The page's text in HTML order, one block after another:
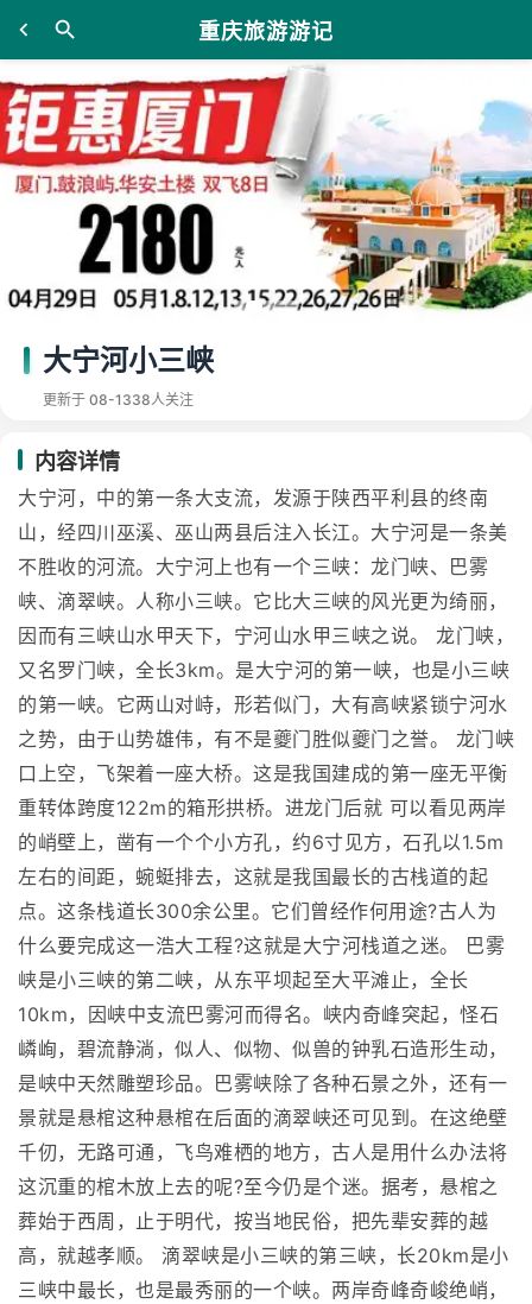
重庆旅游游记
大宁河小三峡
更新于 08-1338人关注
内容详情
大宁河，中的第一条大支流，发源于陕西平利县的终南
山，经四川巫溪、巫山两县后注入长江。大宁河是一条美
不胜收的河流。大宁河上也有一个三峡：龙门峡、巴雾
峡、滴翠峡。人称小三峡。它比大三峡的风光更为绮丽，
因而有三峡山水甲天下，宁河山水甲三峡之说。 龙门峡，
又名罗门峡，全长3km。是大宁河的第一峡，也是小三峡
的第一峡。它两山对峙，形若似门，大有高峡紧锁宁河水
之势，由于山势雄伟，有不是夔门胜似夔门之誉。 龙门峡
口上空，飞架着一座大桥。这是我国建成的第一座无平衡
重转体跨度122m的箱形拱桥。进龙门后就 可以看见两岸
的峭壁上，凿有一个个小方孔，约6寸见方，石孔以1.5m
左右的间距，蜿蜓排去，这就是我国最长的古栈道的起
点。这条栈道长300余公里。它们曾经作何用途?古人为
什么要完成这一浩大工程?这就是大宁河栈道之迷。 巴雾
峡是小三峡的第二峡，从东平坝起至大平滩止，全长
10km，因峡中支流巴雾河而得名。峡内奇峰突起，怪石
嶙峋，碧流静淌，似人、似物、似兽的钟乳石造形生动，
是峡中天然雕塑珍品。巴雾峡除了各种石景之外，还有一
景就是悬棺这种悬棺在后面的滴翠峡还可见到。在这绝壁
千仞，无路可通，飞鸟难栖的地方，古人是用什么办法将
这沉重的棺木放上去的呢?至今仍是个迷。据考，悬棺之
葬始于西周，止于明代，按当地民俗，把先辈安葬的越
高，就越孝顺。 滴翠峡是小三峡的第三峡，长20km是小
三峡中最长，也是最秀丽的一个峡。两岸奇峰奇峻绝峭，